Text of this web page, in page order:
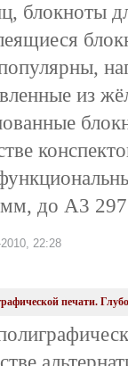
блокноты
из
до А3
22:28
печати.